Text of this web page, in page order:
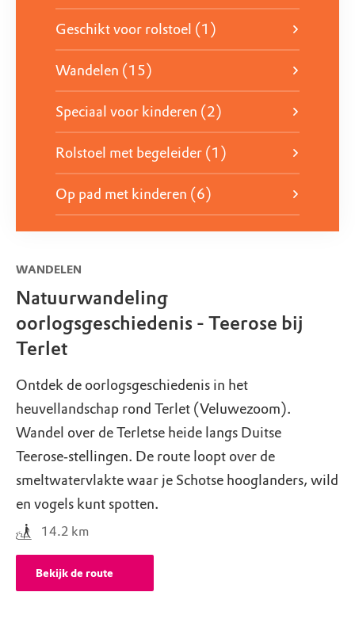
Geschikt voor rolstoel (1)
Wandelen (15)
Speciaal voor kinderen (2)
Rolstoel met begeleider (1)
Op pad met kinderen (6)
WANDELEN
Natuurwandeling
oorlogsgeschiedenis - Teerose bij
Terlet
Ontdek de oorlogsgeschiedenis in het
heuvellandschap rond Terlet (Veluwezoom).
Wandel over de Terletse heide langs Duitse
Teerose‑stellingen. De route loopt over de
smeltwatervlakte waar je Schotse hooglanders, wild
en vogels kunt spotten.
14.2 km
Bekijk de route